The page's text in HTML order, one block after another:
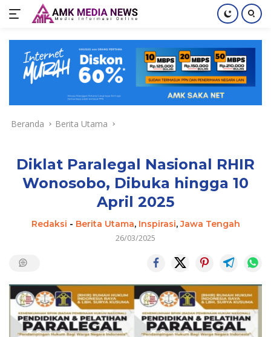
konten
Beranda Berita Utama
Diklat Paralegal Nasional RHIR
Wonosobo, Dibuka hingga 10
April 2025
Redaksi - Berita Utama, Inspirasi,Jawa Tengah
26/03/2025